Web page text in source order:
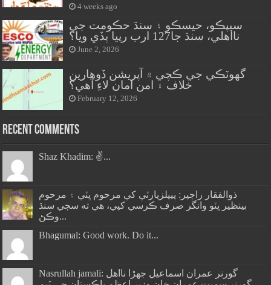
4 weeks ago
سيپڪو، حيسڪو ۽ سنڌ حڪومت جي
نااهلي، سنڌ جا127 ارب رپيا ٻڏي ويا؟
June 2, 2026
گهوٽڪي جي ڪچي ۾ آپريشن ڏوهارين
خلاف ۽ امن امان لاءِ آهي؟
February 12, 2026
Recent Comments
Shaz Khadim: ✌️...
ذوالفقار راڄپر: پيپلزپارٽي کي مرحوم ڀٽي ۽ مرحوم
بينظير ڀٽو وانگر صرف ڪرسي کپي، هي ته سڄي سنڌ
وڪڻ...
Bhagumal: Good work. Do it...
Nasrullah jamali: گورنر عمران اسماعيل جھڙا نااهل